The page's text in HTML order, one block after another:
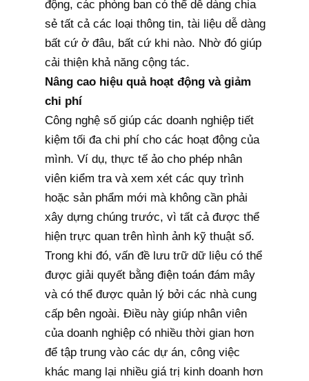
động, các phòng ban có thể dễ dàng chia
sẻ tất cả các loại thông tin, tài liệu dễ dàng
bất cứ ở đâu, bất cứ khi nào. Nhờ đó giúp
cải thiện khả năng cộng tác.
Nâng cao hiệu quả hoạt động và giảm
chi phí
Công nghệ số giúp các doanh nghiệp tiết
kiệm tối đa chi phí cho các hoạt động của
mình. Ví dụ, thực tế ảo cho phép nhân
viên kiểm tra và xem xét các quy trình
hoặc sản phẩm mới mà không cần phải
xây dựng chúng trước, vì tất cả được thể
hiện trực quan trên hình ảnh kỹ thuật số.
Trong khi đó, vấn đề lưu trữ dữ liệu có thể
được giải quyết bằng điện toán đám mây
và có thể được quản lý bởi các nhà cung
cấp bên ngoài. Điều này giúp nhân viên
của doanh nghiệp có nhiều thời gian hơn
để tập trung vào các dự án, công việc
khác mang lại nhiều giá trị kinh doanh hơn